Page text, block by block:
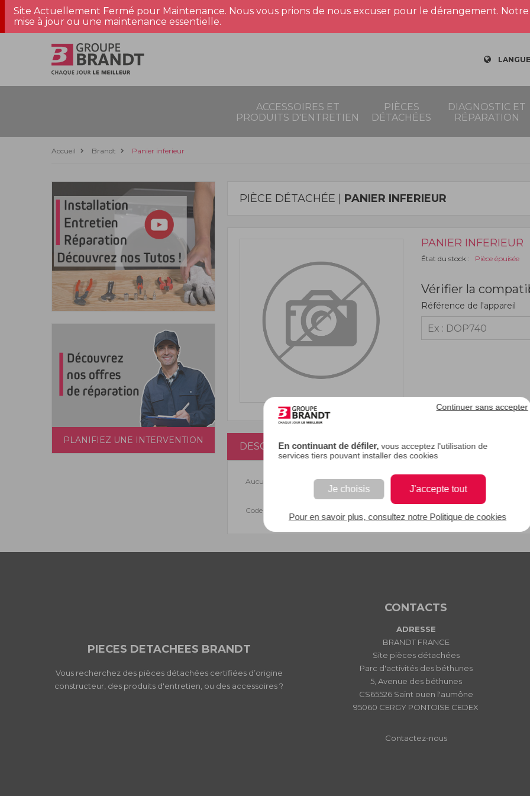
En continuant de défiler, vous acceptez l'utilisation de
services tiers pouvant installer des cookies
Je choisis J'accepte tout
Continuer sans accepter
Pour en savoir plus, consultez notre Politique de cookies
Site Actuellement Fermé pour Maintenance. Nous vous prions de nous excuser pour le dérangement.
mise à jour ou une maintenance essentielle.
ACCESSOIRES ET
PRODUITS D'ENTRETIEN
PIÈCES
DÉTACHÉES
DIAGNOSTIC ET
RÉPARATION
Accueil Brandt Panier inferieur
PLANIFIEZ UNE INTERVENTION
PIÈCE DÉTACHÉE | PANIER INFERIEUR
PANIER INFERIEUR
État du stock : Pièce épuisée
Vérifier la
Référence de l'appareil
DESCRIPTION
Aucune description.
Code EAN : 3251430010832
PIECES DETACHEES BRANDT
Vous recherchez des pièces détachées certifiées d’origine
constructeur, des produits d'entretien, ou des accessoires ?
CONTACTS
ADRESSE
BRANDT FRANCE
Site pièces détachées
Parc d'activités des béthunes
5, Avenue des béthunes
CS65526 Saint ouen l'aumône
95060 CERGY PONTOISE CEDEX
Contactez-nous